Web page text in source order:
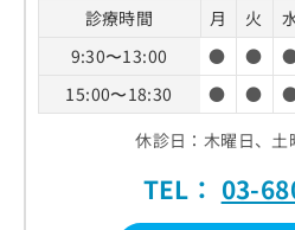
診療時間 月 火
9:30〜13:00
● ●
15:00〜18:30
● ●
休診日：木曜日、土
TEL： 03-